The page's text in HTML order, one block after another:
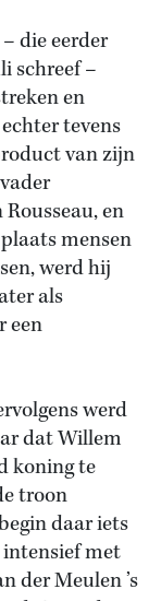
die eerder
schreef –
en
tevens
van zijn
en
mensen
werd hij
als
een
werd
dat Willem
koning te
troon
daar iets
met
der Meulen ’s